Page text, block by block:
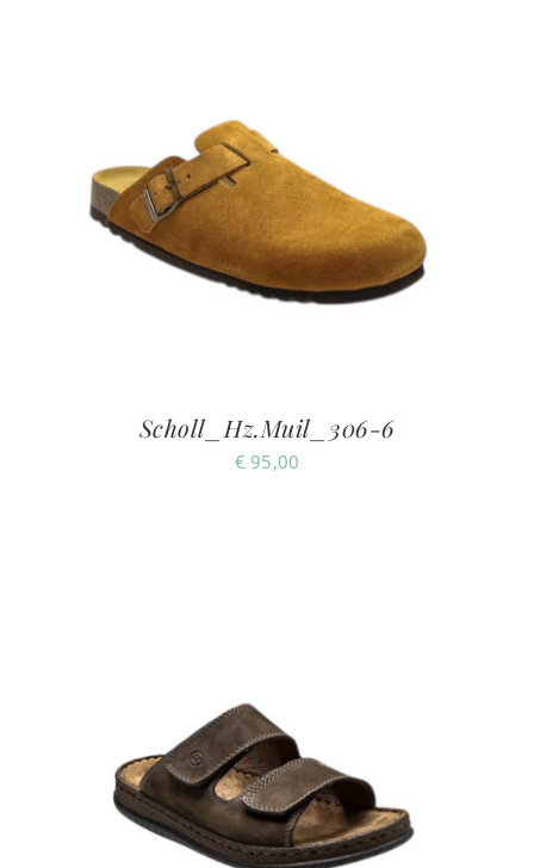
Scholl_Hz.Muil_306-6
€ 95,00